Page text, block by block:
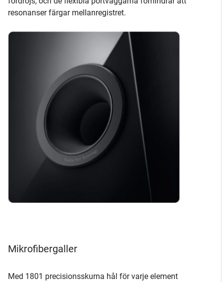
resonanser färgar mellanregistret.
Mikrofibergaller
Med 1801 precisionsskurna hål för varje element